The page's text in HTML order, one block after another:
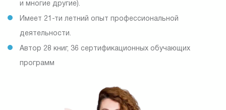
и многие другие).
Имеет 21-ти летний опыт профессиональной
деятельности.
Автор 28 книг, 36 сертификационных обучающих
программ